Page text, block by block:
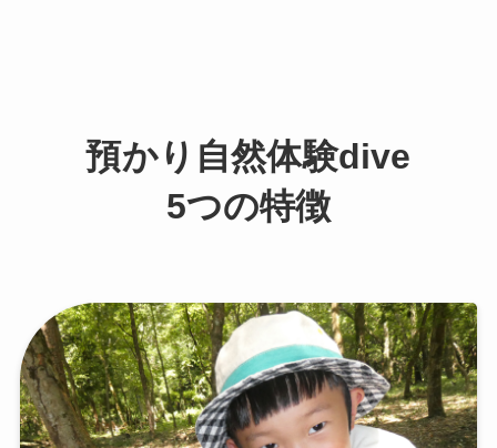
預かり自然体験dive
5つの特徴